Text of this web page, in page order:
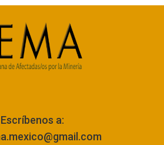
Escríbenos a: